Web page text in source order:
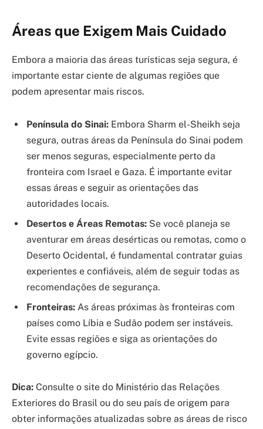
Áreas que Exigem Mais Cuidado
Embora a maioria das áreas turísticas seja segura, é
importante estar ciente de algumas regiões que
podem apresentar mais riscos.
Península do Sinai: Embora Sharm el-Sheikh seja
segura, outras áreas da Península do Sinai podem
ser menos seguras, especialmente perto da
fronteira com Israel e Gaza. É importante evitar
essas áreas e seguir as orientações das
autoridades locais.
Desertos e Áreas Remotas: Se você planeja se
aventurar em áreas desérticas ou remotas, como o
Deserto Ocidental, é fundamental contratar guias
experientes e confiáveis, além de seguir todas as
recomendações de segurança.
Fronteiras: As áreas próximas às fronteiras com
países como Líbia e Sudão podem ser instáveis.
Evite essas regiões e siga as orientações do
governo egípcio.
Dica: Consulte o site do Ministério das Relações
Exteriores do Brasil ou do seu país de origem para
obter informações atualizadas sobre as áreas de risco